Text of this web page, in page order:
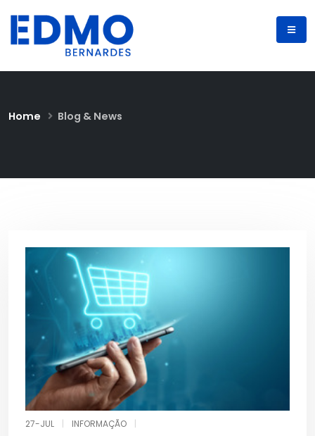
Home Blog & News
27-JUL INFORMAÇÃO